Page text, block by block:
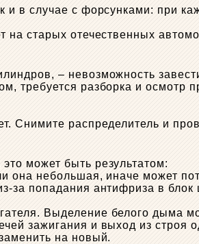
в случае с форсунками: при
старых отечественных
– невозможность
требуется разборка и осмотр
Снимите распределитель и
может быть результатом:
небольшая, иначе может
за попадания антифриза в
Выделение белого дыма
зажигания и выход из строя
на новый.